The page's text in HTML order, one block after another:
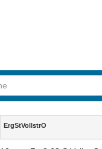
Inhalt
ErgStVollstrO